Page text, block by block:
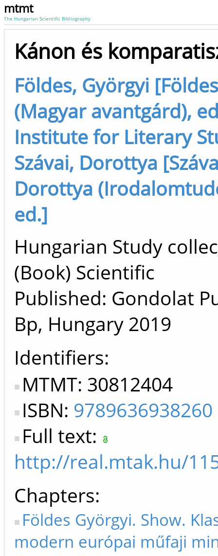
mtmt
The Hungarian Scientific Bibliography
Kánon és
Földes, Györgyi
(Magyar avantgárd),
Institute for Literary
Szávai, Dorottya
Dorottya
ed.]
Hungarian Study
(Book) Scientific
Published: Gondolat
Bp, Hungary 2019
Identifiers
MTMT: 30812404
ISBN: 9789636938260
Full text:
http://real.mtak.hu/
Chapters
Földes Györgyi. Show.
modern európai műfaji